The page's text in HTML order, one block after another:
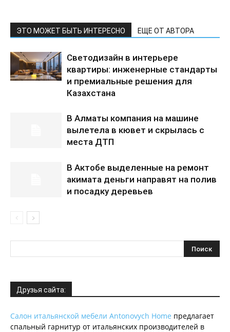
ЭТО МОЖЕТ БЫТЬ ИНТЕРЕСНО ЕЩЕ ОТ АВТОРА
Светодизайн в интерьере
квартиры: инженерные стандарты
и премиальные решения для
Казахстана
В Алматы компания на машине
вылетела в кювет и скрылась с
места ДТП
В Актобе выделенные на ремонт
акимата деньги направят на полив
и посадку деревьев
Друзья сайта:
Салон итальянской мебели Antonovych Home предлагает
спальный гарнитур от итальянских производителей в